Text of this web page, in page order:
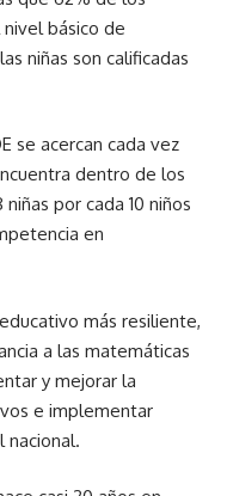
básico de
niñas son calificadas
se acercan cada vez
dentro de los
por cada 10 niños
en
más resiliente,
a las matemáticas
y mejorar la
e implementar
nacional.